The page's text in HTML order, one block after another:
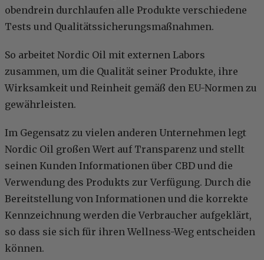
obendrein durchlaufen alle Produkte verschiedene
Tests und Qualitätssicherungsmaßnahmen.
So arbeitet Nordic Oil mit externen Labors
zusammen, um die Qualität seiner Produkte, ihre
Wirksamkeit und Reinheit gemäß den EU-Normen zu
gewährleisten.
Im Gegensatz zu vielen anderen Unternehmen legt
Nordic Oil großen Wert auf Transparenz und stellt
seinen Kunden Informationen über CBD und die
Verwendung des Produkts zur Verfügung. Durch die
Bereitstellung von Informationen und die korrekte
Kennzeichnung werden die Verbraucher aufgeklärt,
so dass sie sich für ihren Wellness-Weg entscheiden
können.